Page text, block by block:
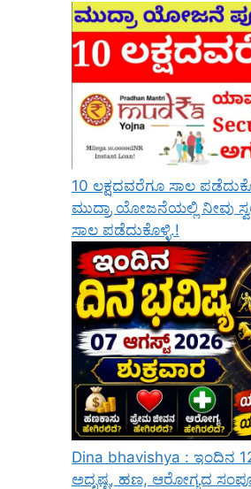
10 ಲಕ್ಷದವರೆಗೂ ಸಾಲ
ಮುದ್ರಾ ಯೋಜನೆಯಲ್ಲಿ ನೀವು
ಸಾಲ ಪಡೆದುಕೊಳ್ಳಿ.!
Dina bhavishya : ಇಂದಿನ
ಅದೃಷ್ಟ, ಹಣ, ಆರೋಗ್ಯದ